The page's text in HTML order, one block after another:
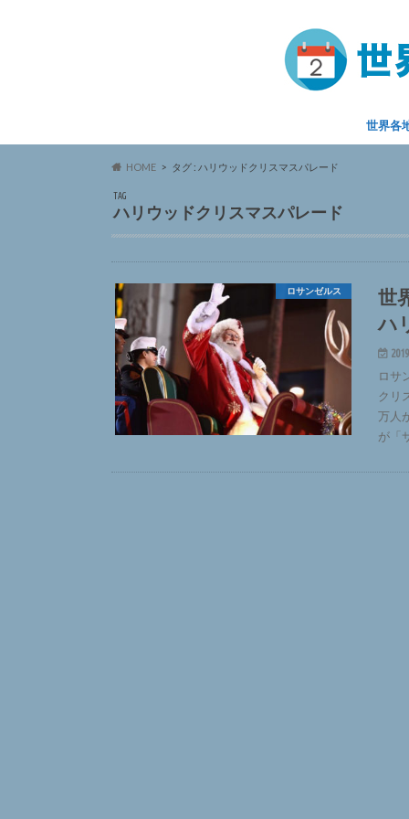
世界各
HOME タグ : ハリウッドクリスマスパレード
TAG
ハリウッドクリスマスパレード
ロサンゼルス
世
ハ
ロサ
クリ
万人
が「